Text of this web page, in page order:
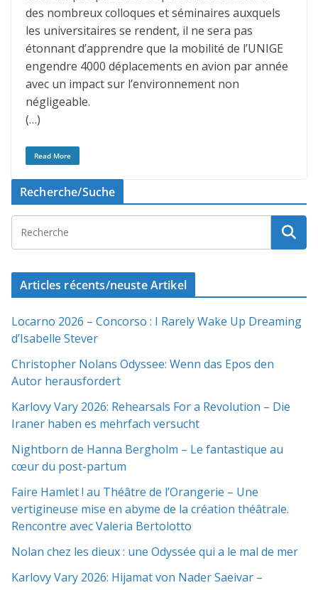
des nombreux colloques et séminaires auxquels
les universitaires se rendent, il ne sera pas
étonnant d’apprendre que la mobilité de l’UNIGE
engendre 4000 déplacements en avion par année
avec un impact sur l’environnement non
négligeable.
(…)
Read More
Recherche/Suche
Articles récents/neuste Artikel
Locarno 2026 – Concorso : I Rarely Wake Up Dreaming
d’Isabelle Stever
Christopher Nolans Odyssee: Wenn das Epos den
Autor herausfordert
Karlovy Vary 2026: Rehearsals For a Revolution – Die
Iraner haben es mehrfach versucht
Nightborn de Hanna Bergholm – Le fantastique au
cœur du post-partum
Faire Hamlet ! au Théâtre de l’Orangerie – Une
vertigineuse mise en abyme de la création théâtrale.
Rencontre avec Valeria Bertolotto
Nolan chez les dieux : une Odyssée qui a le mal de mer
Karlovy Vary 2026: Hijamat von Nader Saeivar​​ –